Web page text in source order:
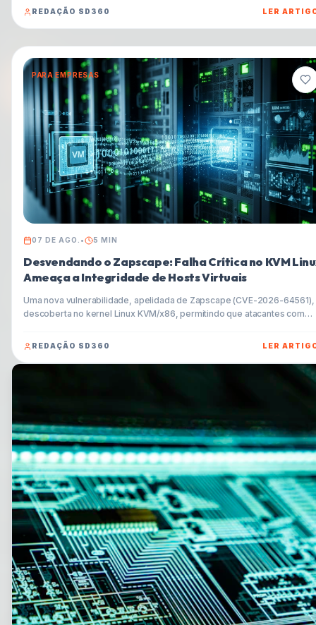
informações (infostealers) em sistemas Windows, macOS e Linux,
REDAÇÃO SD360 LER
PARA EMPRESAS
07 DE AGO. • 5 MIN
Desvendando o Zapscape: Falha Crítica no KVM
Ameaça a Integridade de Hosts Virtuais
Uma nova vulnerabilidade, apelidada de Zapscape (CVE-2026-
descoberta no kernel Linux KVM/x86, permitindo que atacantes com
isolamento e executem código diretamente no sistema host. Entenda
REDAÇÃO SD360 LER